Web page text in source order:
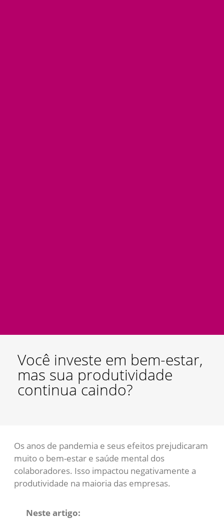
Você investe em bem-estar,
mas sua produtividade
continua caindo?
Os anos de pandemia e seus efeitos prejudicaram
muito o bem-estar e saúde mental dos
colaboradores. Isso impactou negativamente a
produtividade na maioria das empresas.
Neste artigo: